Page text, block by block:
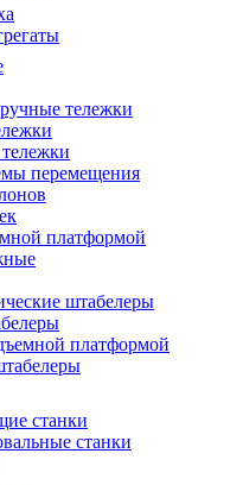
тележки
перемещения
платформой
штабелеры
платформой
станки
станки